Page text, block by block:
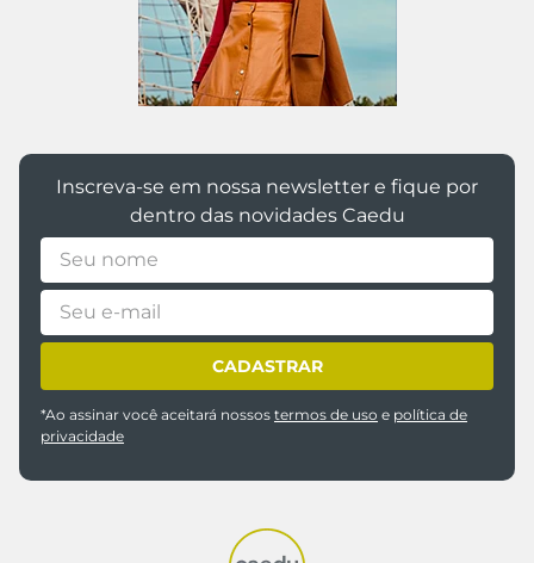
Inscreva-se em nossa newsletter e fique por
dentro das novidades Caedu
CADASTRAR
*Ao assinar você aceitará nossos termos de uso e política de
privacidade